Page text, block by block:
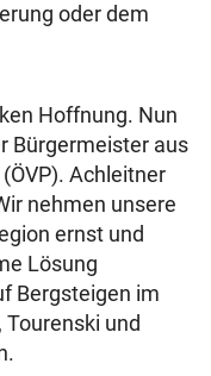
oder dem
Hoffnung. Nun
Bürgermeister aus
Achleitner
nehmen unsere
ernst und
Lösung
Bergsteigen im
und